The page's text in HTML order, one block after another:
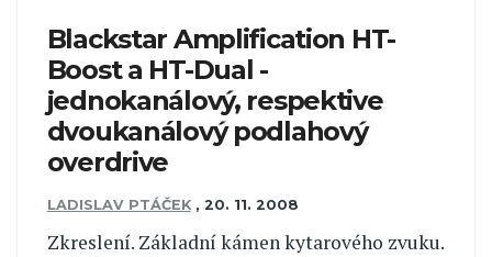
Blackstar Amplification HT-
Boost a HT-Dual -
jednokanálový, respektive
dvoukanálový podlahový
overdrive
LADISLAV PTÁČEK , 20. 11. 2008
Zkreslení. Základní kámen kytarového zvuku.